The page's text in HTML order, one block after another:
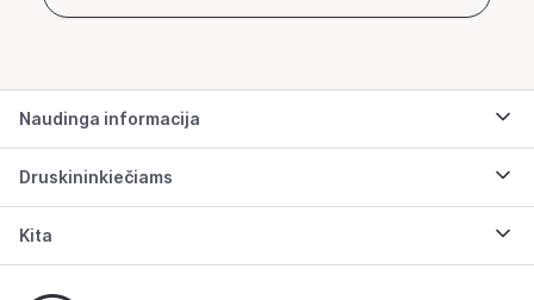
Naudinga informacija
Druskininkiečiams
Kita